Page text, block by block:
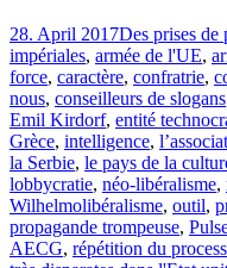
28. April 2017Des prises de
impériales, armée de l'UE,
force, caractère, confratrie,
nous, conseilleurs de slogans
Emil Kirdorf, entité
Grèce, intelligence,
la Serbie, le pays de la
lobbycratie, néo-libéralisme,
Wilhelmolibéralisme, outil,
propagande trompeuse,
AECG, répétition du